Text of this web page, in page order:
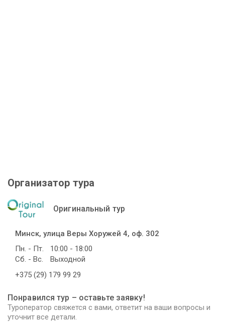
Организатор тура
Оригинальный тур
Минск, улица Веры Хоружей 4, оф. 302
Пн. - Пт.
10:00 - 18:00
Сб. - Вс.
Выходной
+375 (29) 179 99 29
Понравился тур – оставьте заявку!
Туроператор свяжется с вами, ответит на ваши вопросы и
уточнит все детали.